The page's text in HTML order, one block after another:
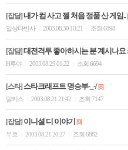
[잡담] 내가 컴 사고 젤 처음 정품 산 게임..
일상다반사
2003.08.30 10:21 조회 6898
[잡담] 대전격투 좋아하시는 분 계시나요
H루야
2003.08.29 01:22 조회 6694
[스타] 스타크래프트 명승부-_-/[8]
밀키스
2003.08.21 21:42 조회 7147
[잡담] 이니셜 디 이야기 [9]
우호
2003.08.21 20:27 조회 6882